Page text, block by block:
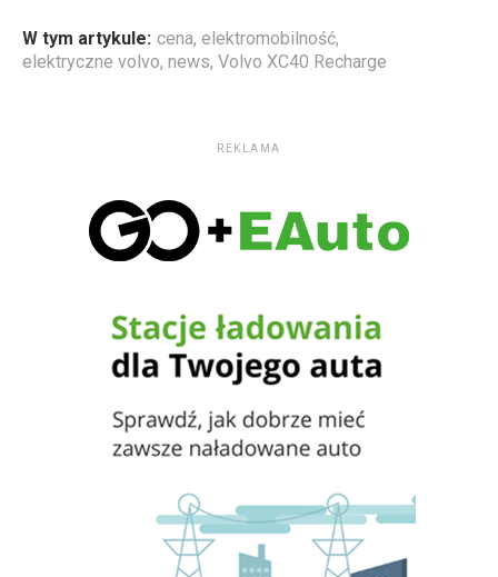
W tym artykule: cena, elektromobilność,
elektryczne volvo, news, Volvo XC40 Recharge
REKLAMA